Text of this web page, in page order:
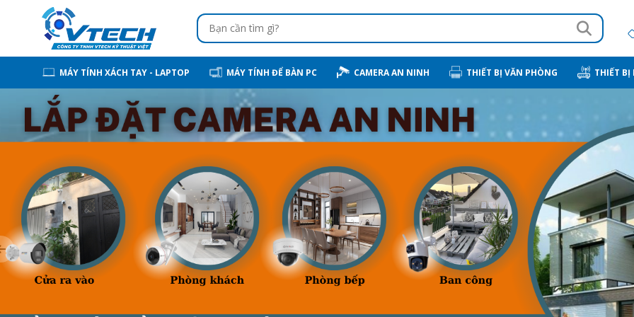
MÁY TÍNH XÁCH TAY - LAPTOP MÁY TÍNH ĐỂ BÀN PC CAMERA AN NINH THIẾT BỊ VĂN PHÒNG THIẾT BỊ